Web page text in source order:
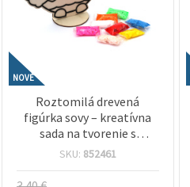
NOVÉ
Roztomilá drevená
figúrka sovy – kreatívna
sada na tvorenie s
modelovacou hmotou na
SKU: 852461